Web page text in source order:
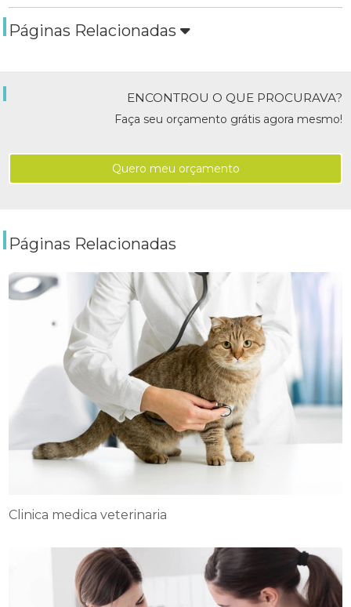
Páginas Relacionadas
ENCONTROU O QUE PROCURAVA?
Faça seu orçamento grátis agora mesmo!
Quero meu orçamento
Páginas Relacionadas
Clinica medica veterinaria